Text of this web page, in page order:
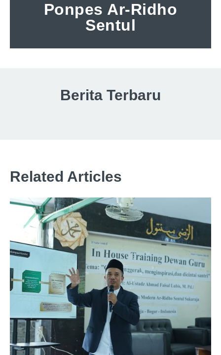
Ponpes Ar-Ridho
Sentul
Berita Terbaru
Related Articles